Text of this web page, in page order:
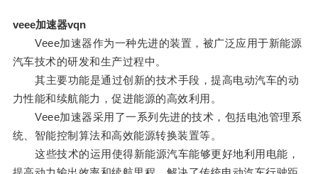
veee加速器vqn
Veee加速器作为一种先进的装置，被广泛应用于新能源
汽车技术的研发和生产过程中。
其主要功能是通过创新的技术手段，提高电动汽车的动
力性能和续航能力，促进能源的高效利用。
Veee加速器采用了一系列先进的技术，包括电池管理系
统、智能控制算法和高效能源转换装置等。
这些技术的运用使得新能源汽车能够更好地利用电能，